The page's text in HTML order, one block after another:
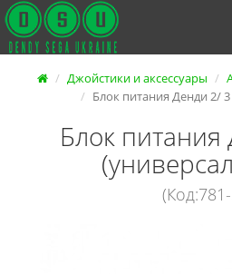
Джойстики и аксессуары
Блок питания Денди 2/
Блок